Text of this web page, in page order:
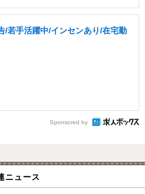
/若手活躍中/インセンあり/在宅勤
Sponsored by
ニュース